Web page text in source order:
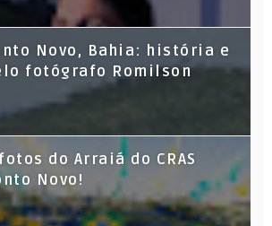
Novo, Bahia: história e
fotógrafo Romilson
do Arraiá do CRAS
Novo!